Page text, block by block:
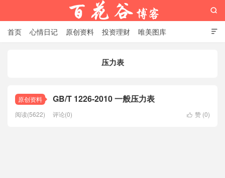

首页 心情日记 原创资料 投资理财 唯美图库

压力表
原创资料 GB/T 1226-2010 一般压力表
 赞 (0)
阅读(5622) 评论(0)